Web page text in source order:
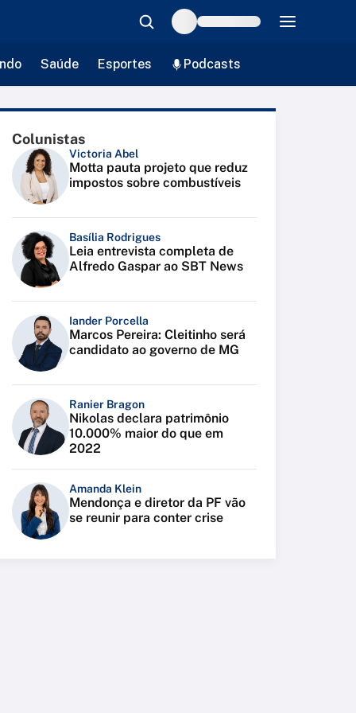
Saúde Esportes Podcasts
Colunistas
Victoria Abel
Motta pauta projeto que reduz
impostos sobre combustíveis
Basília Rodrigues
Leia entrevista completa de
Alfredo Gaspar ao SBT News
Iander Porcella
Marcos Pereira: Cleitinho será
candidato ao governo de MG
Ranier Bragon
Nikolas declara patrimônio
10.000% maior do que em
2022
Amanda Klein
Mendonça e diretor da PF vão
se reunir para conter crise